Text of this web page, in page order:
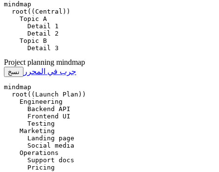
mindmap
  root((Central))
    Topic A
      Detail 1
      Detail 2
    Topic B
      Detail 3
Project planning mindmap
نسخ جرب في المحرر
mindmap
  root((Launch Plan))
    Engineering
      Backend API
      Frontend UI
      Testing
    Marketing
      Landing page
      Social media
    Operations
      Support docs
      Pricing